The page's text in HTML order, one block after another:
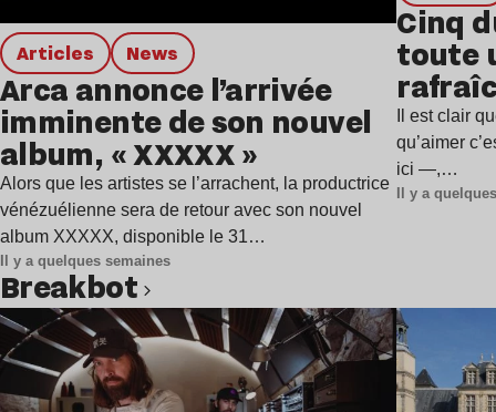
Articles news
Arca annonce l’arrivée
imminente de son nouvel
album, « XXXXX »
Alors que les artistes se l’arrachent, la productrice
vénézuélienne sera de retour avec son nouvel
album XXXXX, disponible le 31…
Il y a quelques semaines
Cinq
toute
Il est clair
qu’aimer
ici —,…
Il y a
Breakbot
Lire l’article